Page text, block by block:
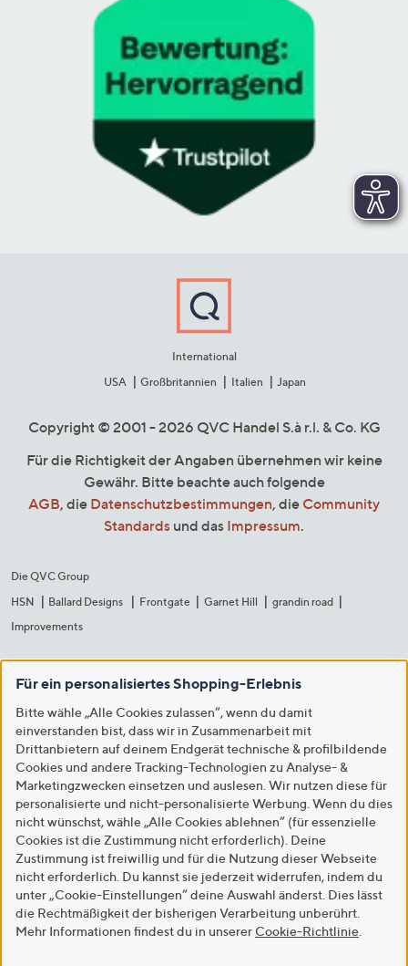
International
USA
Großbritannien Italien Japan
Copyright © 2001 - 2026 QVC Handel S.à r.l. & Co. KG
Für die Richtigkeit der Angaben übernehmen wir keine
Gewähr. Bitte beachte auch folgende
AGB, die Datenschutzbestimmungen, die Community
Standards und das Impressum.
Die QVC Group
HSN
Ballard Designs Frontgate Garnet Hill
grandin road
Improvements
Für ein personalisiertes Shopping-Erlebnis
Bitte wähle „Alle Cookies zulassen“, wenn du damit
einverstanden bist, dass wir in Zusammenarbeit mit
Drittanbietern auf deinem Endgerät technische & profilbildende
Cookies und andere Tracking-Technologien zu Analyse- &
Marketingzwecken einsetzen und auslesen. Wir nutzen diese für
personalisierte und nicht-personalisierte Werbung. Wenn du dies
nicht wünschst, wähle „Alle Cookies ablehnen“ (für essenzielle
Cookies ist die Zustimmung nicht erforderlich). Deine
Zustimmung ist freiwillig und für die Nutzung dieser Webseite
nicht erforderlich. Du kannst sie jederzeit widerrufen, indem du
unter „Cookie-Einstellungen“ deine Auswahl änderst. Dies lässt
die Rechtmäßigkeit der bisherigen Verarbeitung unberührt.
Mehr Informationen findest du in unserer Cookie-Richtlinie